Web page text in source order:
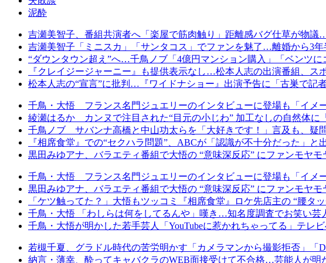
泥酔
吉瀬美智子、番組共演者へ「楽屋で筋肉触り」距離感バグ仕草が物
吉瀬美智子「ミニスカ」「サンタコス」でファンを魅了…離婚から3
“ダウンタウン超え”へ…千鳥ノブ「4億円マンション購入」「ベンツに
『クレイジージャーニー』も提供表示なし…松本人志の出演番組、ス
松本人志の“宣言”に批判…『ワイドナショー』出演予告に「古巣で記
千鳥・大悟 フランス名門ジュエリーのインタビューに登場も「イメ
綾瀬はるか カンヌで注目された“目元の小じわ” 加工なしの自然体に
千鳥ノブ サバンナ高橋と中山功太らを「大好きです！」言及も、疑
『相席食堂』での“セクハラ問題”、ABCが「認識が不十分だった」
黒田みゆアナ、バラエティ番組で大悟の “意味深反応” にファンモヤ
千鳥・大悟 フランス名門ジュエリーのインタビューに登場も「イメ
黒田みゆアナ、バラエティ番組で大悟の “意味深反応” にファンモヤ
「ケツ触ってた？」大悟もツッコミ『相席食堂』ロケ先店主の “腰
千鳥・大悟 「わしらは何をしてるんや」嘆き…知名度調査でお笑い芸
千鳥・大悟が明かした若手芸人「YouTubeに惹かれちゃってる」テレ
若槻千夏、グラドル時代の苦労明かす「カメラマンから撮影拒否」「
納言・薄幸、酔ってキャバクラのWEB面接受けて不合格…芸能人が明